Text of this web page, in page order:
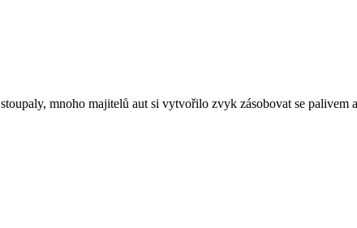
mnoho majitelů aut si vytvořilo zvyk zásobovat se palivem